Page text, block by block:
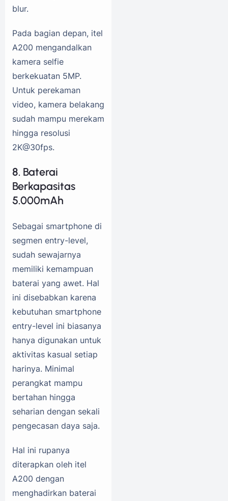
blur.
Pada bagian depan, itel
A200 mengandalkan
kamera selfie
berkekuatan 5MP.
Untuk perekaman
video, kamera belakang
sudah mampu merekam
hingga resolusi
2K@30fps.
8. Baterai
Berkapasitas
5.000mAh
Sebagai smartphone di
segmen entry-level,
sudah sewajarnya
memiliki kemampuan
baterai yang awet. Hal
ini disebabkan karena
kebutuhan smartphone
entry-level ini biasanya
hanya digunakan untuk
aktivitas kasual setiap
harinya. Minimal
perangkat mampu
bertahan hingga
seharian dengan sekali
pengecasan daya saja.
Hal ini rupanya
diterapkan oleh itel
A200 dengan
menghadirkan baterai